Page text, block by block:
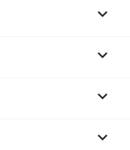



